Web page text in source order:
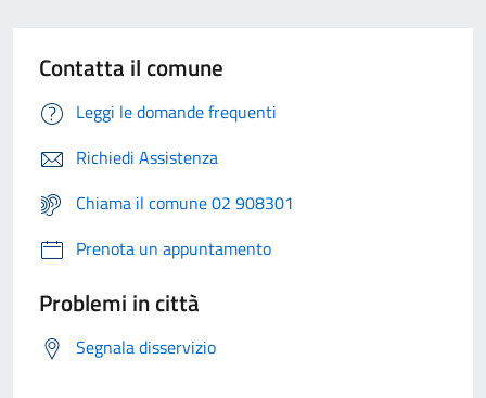
Contatta il comune
Leggi le domande frequenti
Richiedi Assistenza
Chiama il comune 02 908301
Prenota un appuntamento
Problemi in città
Segnala disservizio